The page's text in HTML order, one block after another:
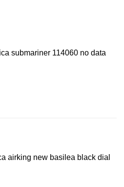
submariner 114060 no data
airking new basilea black dial